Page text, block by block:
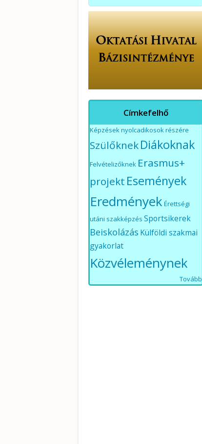
Címkefelhő
Képzések nyolcadikosok részére
SzülőknekDiákoknak
Felvételizőknek Erasmus+
projekt Események
Eredmények Érettségi
utáni szakképzés Sportsikerek
Beiskolázás Külföldi szakmai
gyakorlat
Közvéleménynek
Tovább